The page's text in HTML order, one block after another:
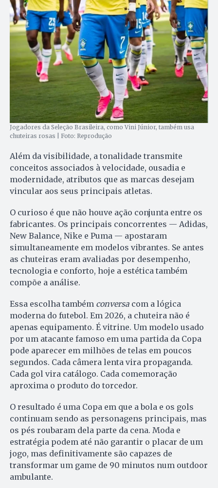
Jogadores da Seleção Brasileira, como Vini Júnior, também usa
chuteiras rosas | Foto: Reprodução
Além da visibilidade, a tonalidade transmite
conceitos associados à velocidade, ousadia e
modernidade, atributos que as marcas desejam
vincular aos seus principais atletas.
O curioso é que não houve ação conjunta entre os
fabricantes. Os principais concorrentes — Adidas,
New Balance, Nike e Puma — apostaram
simultaneamente em modelos vibrantes. Se antes
as chuteiras eram avaliadas por desempenho,
tecnologia e conforto, hoje a estética também
compõe a análise.
Essa escolha também conversa com a lógica
moderna do futebol. Em 2026, a chuteira não é
apenas equipamento. É vitrine. Um modelo usado
por um atacante famoso em uma partida da Copa
pode aparecer em milhões de telas em poucos
segundos. Cada câmera lenta vira propaganda.
Cada gol vira catálogo. Cada comemoração
aproxima o produto do torcedor.
O resultado é uma Copa em que a bola e os gols
continuam sendo as personagens principais, mas
os pés roubaram dela parte da cena. Moda e
estratégia podem até não garantir o placar de um
jogo, mas definitivamente são capazes de
transformar um game de 90 minutos num outdoor
ambulante.